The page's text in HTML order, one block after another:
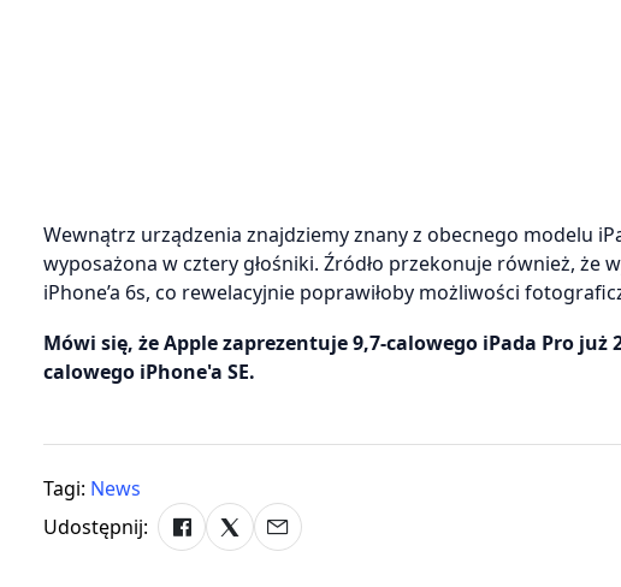
Wewnątrz urządzenia znajdziemy znany z obecnego modelu
wyposażona w cztery głośniki. Źródło przekonuje również,
iPhone’a 6s, co rewelacyjnie poprawiłoby możliwości
Mówi się, że Apple zaprezentuje 9,7-calowego iPada Pro
calowego iPhone'a SE.
Tagi: News
Udostępnij: